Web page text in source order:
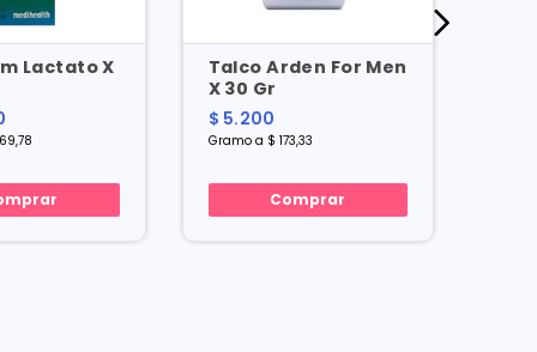
Lactato X
Talco Arden For Men
X 30 Gr
$ 5.200
Gramo a $ 173,33
Comprar